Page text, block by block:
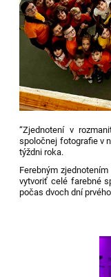
“Zjednotení v
spoločnej fotografie v
týždni roka.
Ferebným
vytvoriť celé farebné
počas dvoch dní